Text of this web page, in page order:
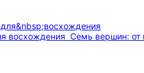
восхождения Семь вершин: от